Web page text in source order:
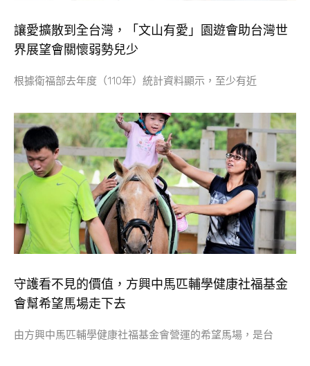
讓愛擴散到全台灣，「文山有愛」園遊會助台灣世
界展望會關懷弱勢兒少
根據衛福部去年度（110年）統計資料顯示，至少有近
守護看不見的價值，方興中馬匹輔學健康社福基金
會幫希望馬場走下去
由方興中馬匹輔學健康社福基金會營運的希望馬場，是台